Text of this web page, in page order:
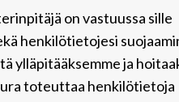
on vastuussa sille
henkilötietojesi
ylläpitääksemme ja
toteuttaa henkilötietoja